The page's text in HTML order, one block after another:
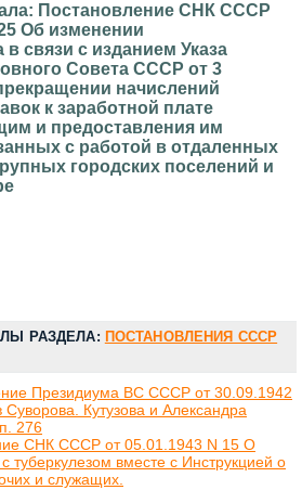
Постановление СНК СССР
Об изменении
в связи с изданием Указа
Совета СССР от 3
начислений
к заработной плате
и предоставления им
с работой в отдаленных
городских поселений и
РАЗДЕЛА: ПОСТАНОВЛЕНИЯ СССР
Президиума ВС СССР от 30.09.1942
Кутузова и Александра
276
СНК СССР от 05.01.1943 N 15 О
туберкулезом вместе с Инструкцией о
и служащих.